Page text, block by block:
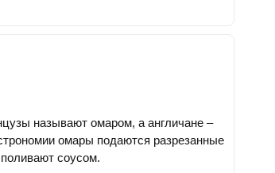
называют омаром, а англичане –
омары подаются разрезанные
соусом.